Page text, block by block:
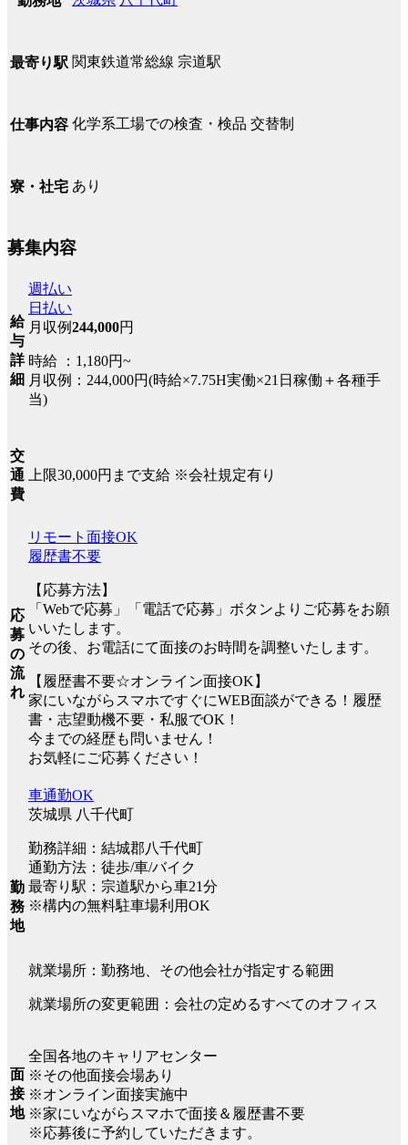
最寄り駅 関東鉄道常総線 宗道駅
仕事内容 化学系工場での検査・検品 交替制
寮・社宅 あり
募集内容
給
与
詳
細
週払い
日払い
月収例244,000円
時給 ：1,180円~
月収例：244,000円(時給×7.75H実働×21日稼働＋各種手
当)
交
通
費
上限30,000円まで支給 ※会社規定有り
応
募
の
流
れ
リモート面接OK
履歴書不要
【応募方法】
「Webで応募」「電話で応募」ボタンよりご応募をお願
いいたします。
その後、お電話にて面接のお時間を調整いたします。
【履歴書不要☆オンライン面接OK】
家にいながらスマホですぐにWEB面談ができる！履歴
書・志望動機不要・私服でOK！
今までの経歴も問いません！
お気軽にご応募ください！
勤
務
地
車通勤OK
茨城県 八千代町
勤務詳細：結城郡八千代町
通勤方法：徒歩/車/バイク
最寄り駅：宗道駅から車21分
※構内の無料駐車場利用OK
就業場所：勤務地、その他会社が指定する範囲
就業場所の変更範囲：会社の定めるすべてのオフィス
面
接
地
全国各地のキャリアセンター
※その他面接会場あり
※オンライン面接実施中
※家にいながらスマホで面接＆履歴書不要
※応募後に予約していただきます。